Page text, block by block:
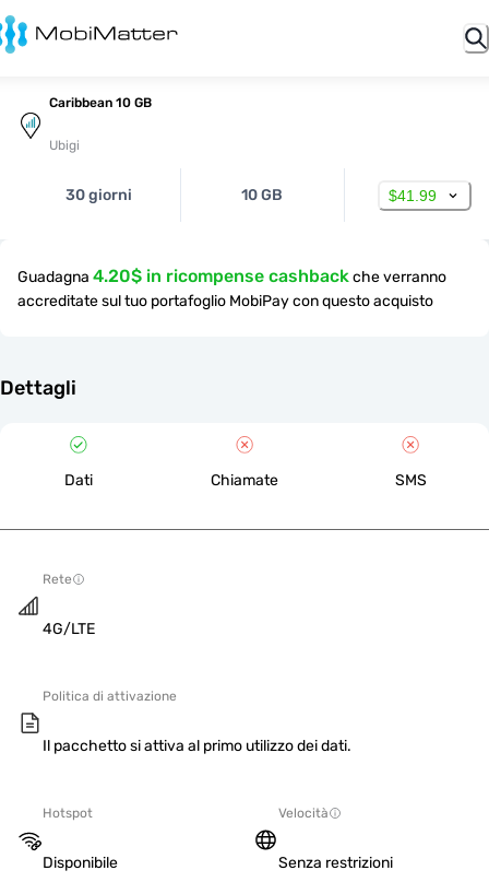
Caribbean 10 GB
Ubigi
30 giorni 10 GB $41.99
Guadagna 4.20$ in ricompense cashbackche verranno
accreditate sul tuo portafoglio MobiPay con questo acquisto
Dettagli
Dati Chiamate SMS
Rete
4G/LTE
Politica di attivazione
Il pacchetto si attiva al primo utilizzo dei dati.
Hotspot
Disponibile
Velocità
Senza restrizioni